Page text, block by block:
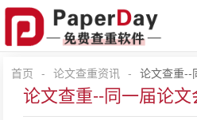
首页 - 论文查重资讯 - 论文查重--
论文查重--同一届论文